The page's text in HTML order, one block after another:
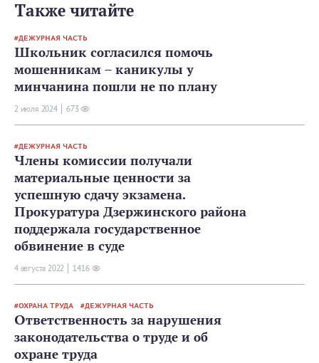
Также читайте
ДЕЖУРНАЯ ЧАСТЬ
Школьник согласился помочь
мошенникам – каникулы у
минчанина пошли не по плану
2 июля 2024 673
ДЕЖУРНАЯ ЧАСТЬ
Члены комиссии получали
материальные ценности за
успешную сдачу экзамена.
Прокуратура Дзержинского района
поддержала государственное
обвинение в суде
4 августа 2022 1416
ОХРАНА ТРУДА ДЕЖУРНАЯ ЧАСТЬ
Ответственность за нарушения
законодательства о труде и об
охране труда